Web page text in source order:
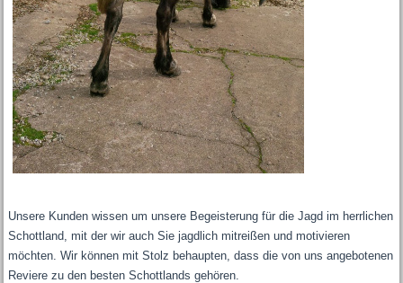
Unsere Kunden wissen um unsere Begeisterung für die Jagd im herrlichen
Schottland, mit der wir auch Sie jagdlich mitreißen und motivieren
möchten. Wir können mit Stolz behaupten, dass die von uns angebotenen
Reviere zu den besten Schottlands gehören.